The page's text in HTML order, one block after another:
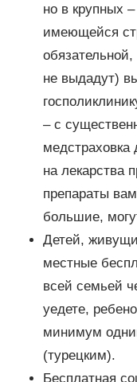
но в крупных
имеющейся
не выдадут)
– с
медстраховка
на лекарства
препараты
большие,
Детей,
местные
всей семьей
уедете,
минимум
(турецким).
Бесплатная